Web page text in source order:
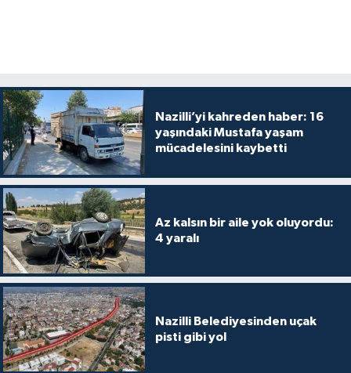
Nazilli’yi kahreden haber: 16
yaşındaki Mustafa yaşam
mücadelesini kaybetti
Az kalsın bir aile yok oluyordu:
4 yaralı
Nazilli Belediyesinden uçak
pisti gibi yol